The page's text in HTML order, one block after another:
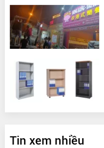
Tin xem nhiều